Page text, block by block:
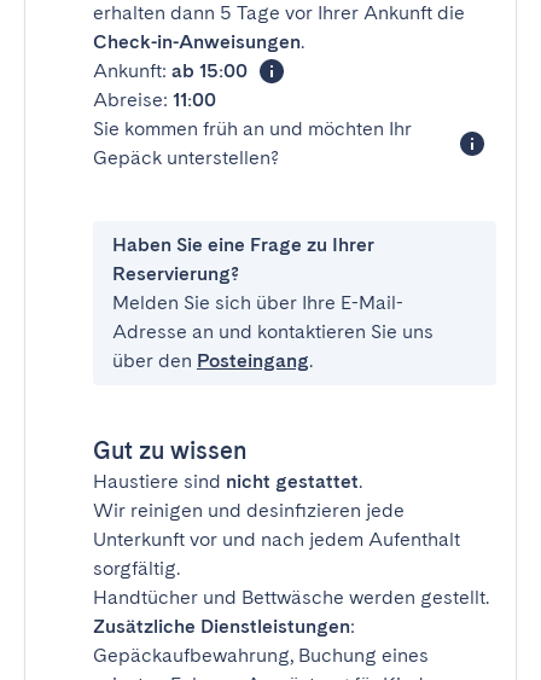
erhalten dann 5 Tage vor Ihrer Ankunft die
Check-in-Anweisungen.
Ankunft: ab 15:00
Abreise: 11:00
Sie kommen früh an und möchten Ihr
Gepäck unterstellen?
Haben Sie eine Frage zu Ihrer
Reservierung?
Melden Sie sich über Ihre E-Mail-
Adresse an und kontaktieren Sie uns
über den Posteingang.
Gut zu wissen
Haustiere sind nicht gestattet.
Wir reinigen und desinfizieren jede
Unterkunft vor und nach jedem Aufenthalt
sorgfältig.
Handtücher und Bettwäsche werden gestellt.
Zusätzliche Dienstleistungen:
Gepäckaufbewahrung, Buchung eines